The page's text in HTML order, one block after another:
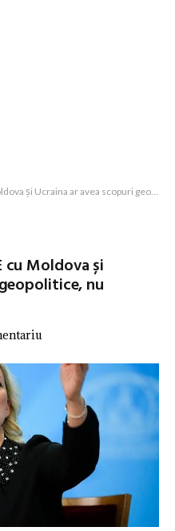
ar avea scopuri geopolitice, nu economice
cu Moldova și
nu